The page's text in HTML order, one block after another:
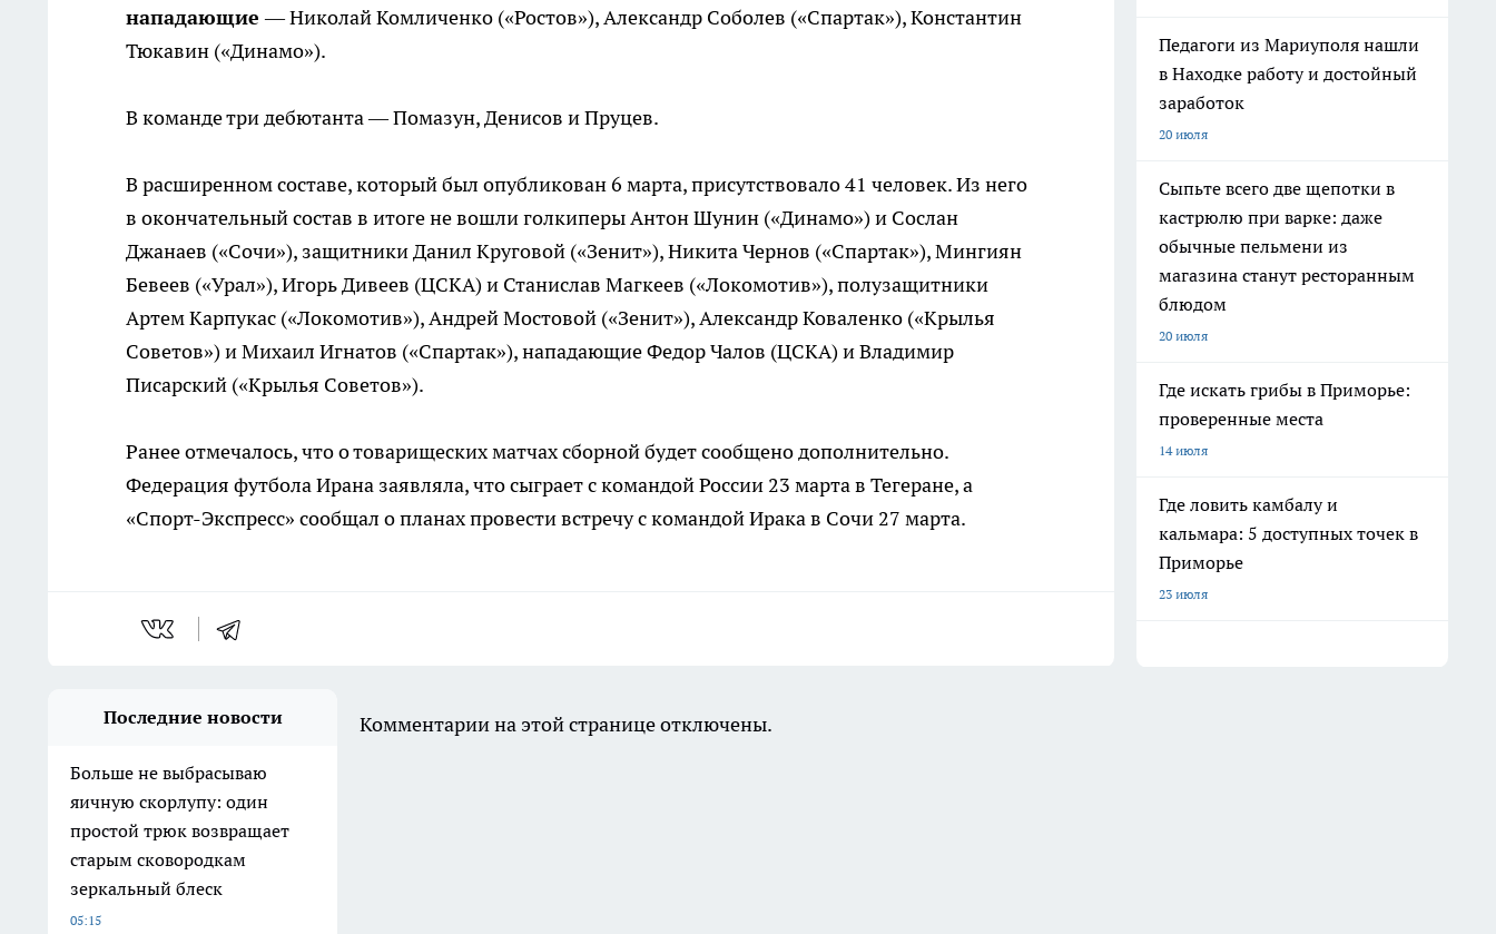
нападающие— Николай Комличенко («Ростов»), Александр Соболев («Спартак»), Константин
Тюкавин («Динамо»).
В команде три дебютанта — Помазун, Денисов и Пруцев.
В расширенном составе, который был опубликован 6 марта, присутствовало 41 человек. Из него
в окончательный состав в итоге не вошли голкиперы Антон Шунин («Динамо») и Сослан
Джанаев («Сочи»), защитники Данил Круговой («Зенит»), Никита Чернов («Спартак»), Мингиян
Бевеев («Урал»), Игорь Дивеев (ЦСКА) и Станислав Магкеев («Локомотив»), полузащитники
Артем Карпукас («Локомотив»), Андрей Мостовой («Зенит»), Александр Коваленко («Крылья
Советов») и Михаил Игнатов («Спартак»), нападающие Федор Чалов (ЦСКА) и Владимир
Писарский («Крылья Советов»).
Ранее отмечалось, что о товарищеских матчах сборной будет сообщено дополнительно.
Федерация футбола Ирана заявляла, что сыграет с командой России 23 марта в Тегеране, а
«Спорт-Экспресс» сообщал о планах провести встречу с командой Ирака в Сочи 27 марта.
Педагоги из Мариуполя нашли
в Находке работу и достойный
заработок
20 июля
Сыпьте всего две щепотки в
кастрюлю при варке: даже
обычные пельмени из
магазина станут ресторанным
блюдом
20 июля
Где искать грибы в Приморье:
проверенные места
14 июля
Где ловить камбалу и
кальмара: 5 доступных точек в
Приморье
23 июля
Последние новости
Больше не выбрасываю
яичную скорлупу: один
простой трюк возвращает
старым сковородкам
зеркальный блеск
05:15
Комментарии на этой странице отключены.